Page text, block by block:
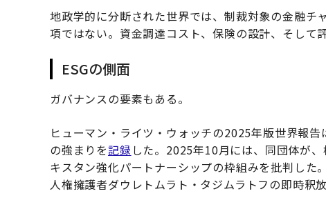
地政学的に分断された世界では、制裁対象の金融
項ではない。資金調達コスト、保険の設計、そして
ESGの側面
ガバナンスの要素もある。
ヒューマン・ライツ・ウォッチの2025年版世界報
の強まりを記録 した。2025年10月には、同団体が
キスタン強化パートナーシップの枠組みを批判し
人権擁護者ダウレトムラト・タジムラトフの即時釈放